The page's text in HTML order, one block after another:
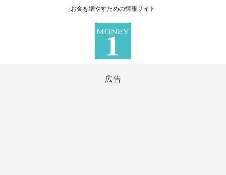
お金を増やすための情報サイト
広告